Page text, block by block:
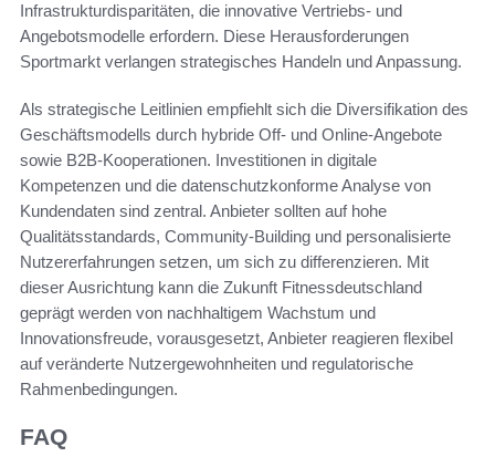
Infrastrukturdisparitäten, die innovative Vertriebs- und
Angebotsmodelle erfordern. Diese Herausforderungen
Sportmarkt verlangen strategisches Handeln und Anpassung.
Als strategische Leitlinien empfiehlt sich die Diversifikation des
Geschäftsmodells durch hybride Off- und Online-Angebote
sowie B2B-Kooperationen. Investitionen in digitale
Kompetenzen und die datenschutzkonforme Analyse von
Kundendaten sind zentral. Anbieter sollten auf hohe
Qualitätsstandards, Community-Building und personalisierte
Nutzererfahrungen setzen, um sich zu differenzieren. Mit
dieser Ausrichtung kann die Zukunft Fitnessdeutschland
geprägt werden von nachhaltigem Wachstum und
Innovationsfreude, vorausgesetzt, Anbieter reagieren flexibel
auf veränderte Nutzergewohnheiten und regulatorische
Rahmenbedingungen.
FAQ